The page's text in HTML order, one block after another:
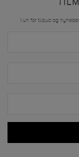
Kun for tilbud og